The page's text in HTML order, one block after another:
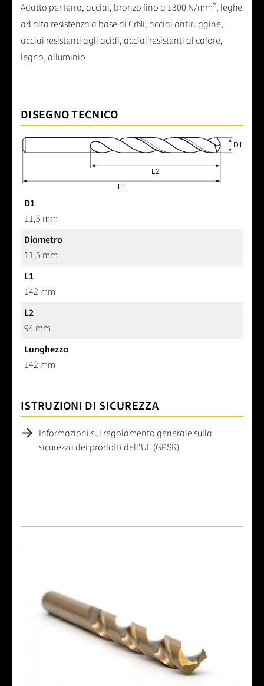
Adatto per ferro, acciai, bronzo fino a 1300 N/mm², leghe
ad alta resistenza a base di CrNi, acciai antiruggine,
acciai resistenti agli acidi, acciai resistenti al calore,
legno, alluminio
DISEGNO TECNICO
D1
11,5 mm
Diametro
11,5 mm
L1
142 mm
L2
94 mm
Lunghezza
142 mm
ISTRUZIONI DI SICUREZZA
Informazioni sul regolamento generale sulla
sicurezza dei prodotti dell'UE (GPSR)